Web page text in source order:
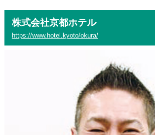
株式会社京都ホテル
https://www.hotel.kyoto/okura/